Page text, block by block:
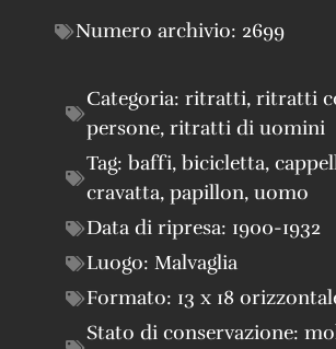
Numero archivio: 2699
Categoria: ritratti, ritratti
persone, ritratti di uomini
Tag: baffi, bicicletta,
cravatta, papillon, uomo
Data di ripresa: 1900-1932
Luogo: Malvaglia
Formato: 13 x 18
Stato di conservazione: